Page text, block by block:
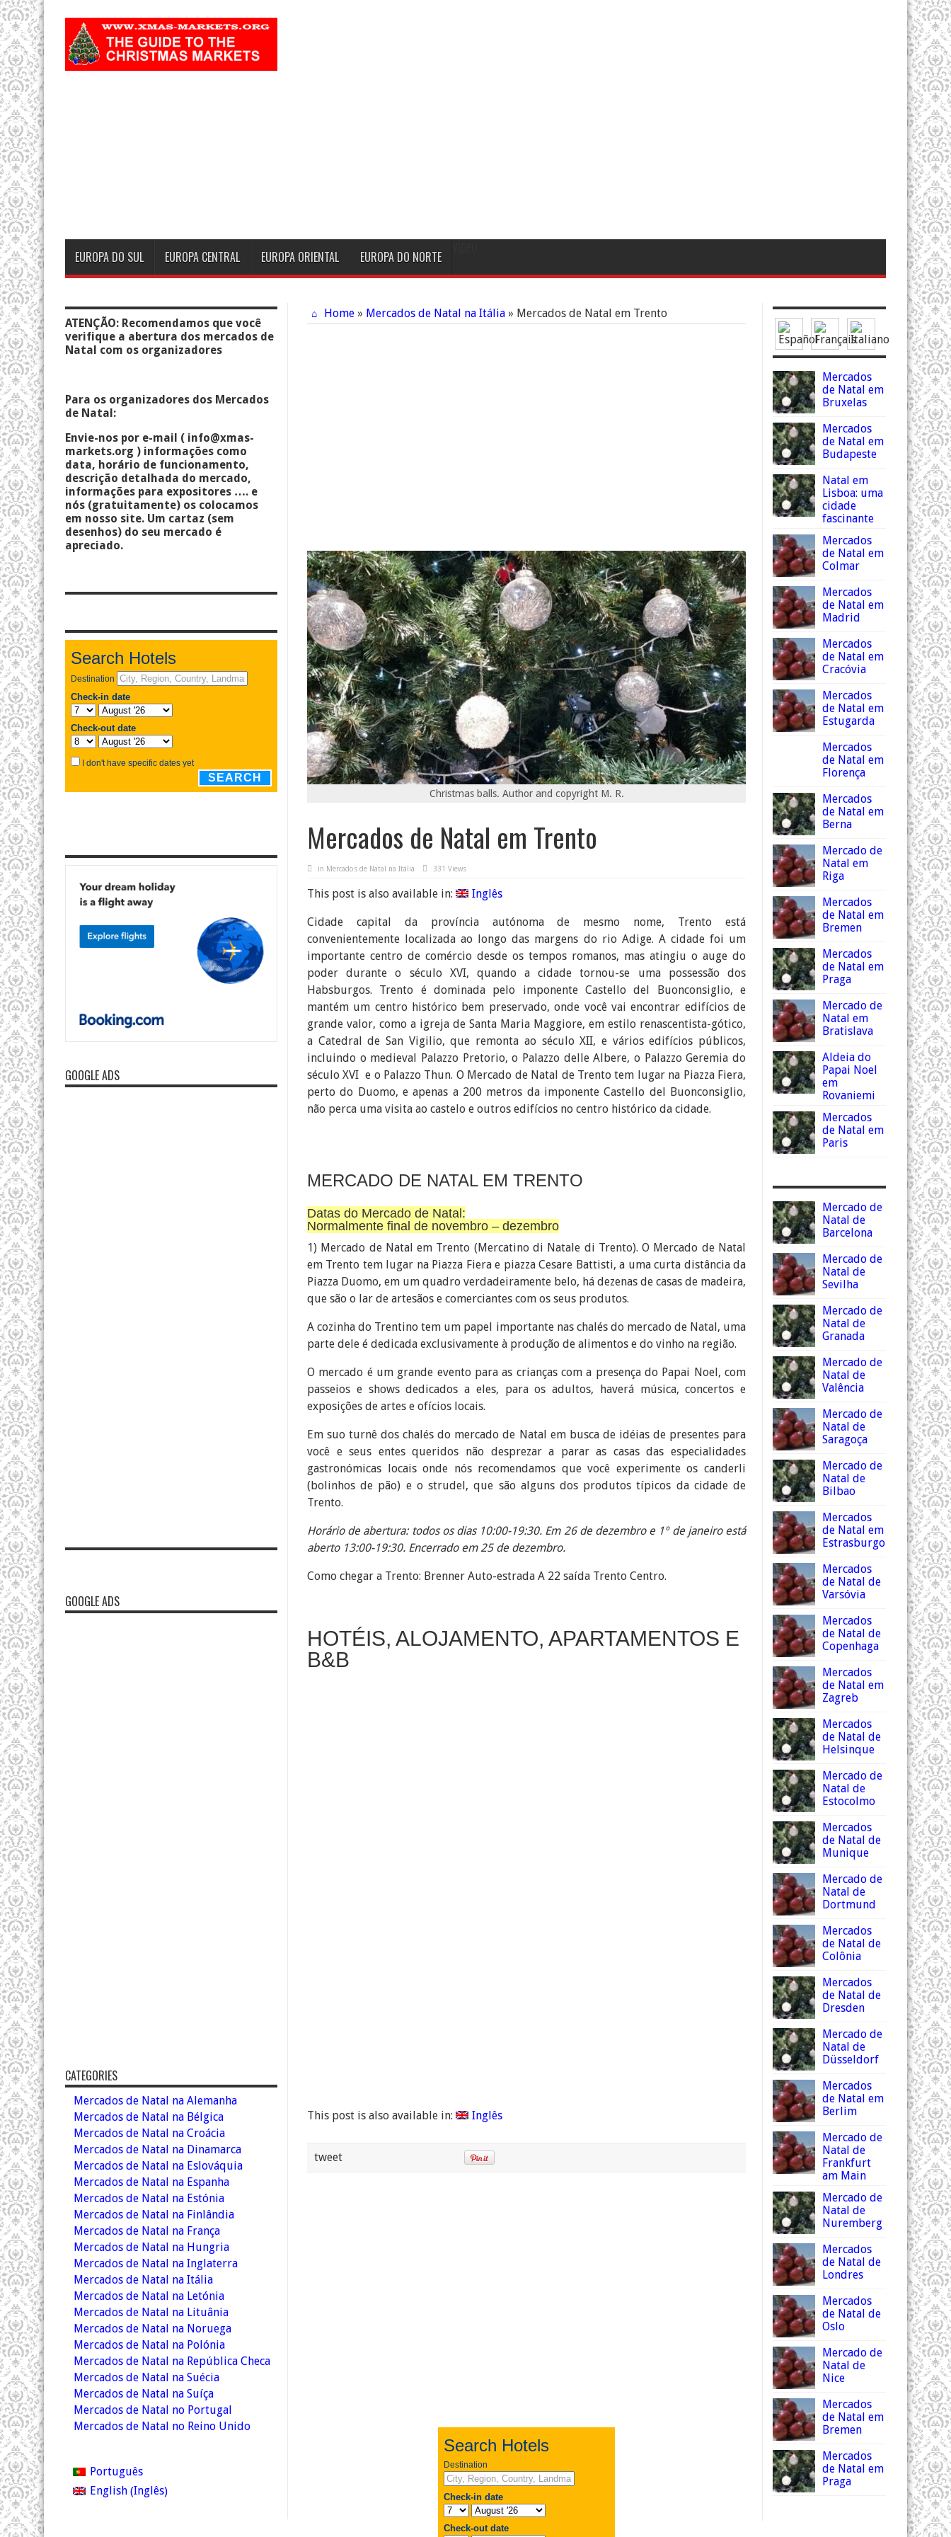
EUROPA DO SUL EUROPA CENTRAL EUROPA ORIENTAL EUROPA DO NORTE
Home » Mercados de Natal na Itália » Mercados de Natal em Trento
Christmas balls. Author and copyright M. R.
Mercados de Natal em Trento
in Mercados de Natal na Itália 331 Views
This post is also available in: Inglês
Cidade capital da província autónoma de mesmo nome, Trento está
convenientemente localizada ao longo das margens do rio Adige. A cidade foi um
importante centro de comércio desde os tempos romanos, mas atingiu o auge do
poder durante o século XVI, quando a cidade tornou-se uma possessão dos
Habsburgos. Trento é dominada pelo imponente Castello del Buonconsiglio, e
mantém um centro histórico bem preservado, onde você vai encontrar edifícios de
grande valor, como a igreja de Santa Maria Maggiore, em estilo renascentista-gótico,
a Catedral de San Vigilio, que remonta ao século XII, e vários edifícios públicos,
incluindo o medieval Palazzo Pretorio, o Palazzo delle Albere, o Palazzo Geremia do
século XVI e o Palazzo Thun. O Mercado de Natal de Trento tem lugar na Piazza Fiera,
perto do Duomo, e apenas a 200 metros da imponente Castello del Buonconsiglio,
não perca uma visita ao castelo e outros edifícios no centro histórico da cidade.
MERCADO DE NATAL EM TRENTO
Datas do Mercado de Natal:
Normalmente final de novembro – dezembro
1) Mercado de Natal em Trento (Mercatino di Natale di Trento). O Mercado de Natal
em Trento tem lugar na Piazza Fiera e piazza Cesare Battisti, a uma curta distância da
Piazza Duomo, em um quadro verdadeiramente belo, há dezenas de casas de madeira,
que são o lar de artesãos e comerciantes com os seus produtos.
A cozinha do Trentino tem um papel importante nas chalés do mercado de Natal, uma
parte dele é dedicada exclusivamente à produção de alimentos e do vinho na região.
O mercado é um grande evento para as crianças com a presença do Papai Noel, com
passeios e shows dedicados a eles, para os adultos, haverá música, concertos e
exposições de artes e ofícios locais.
Em suo turnê dos chalés do mercado de Natal em busca de idéias de presentes para
você e seus entes queridos não desprezar a parar as casas das especialidades
gastronómicas locais onde nós recomendamos que você experimente os canderli
(bolinhos de pão) e o strudel, que são alguns dos produtos típicos da cidade de
Trento.
Horário de abertura: todos os dias 10:00-19:30. Em 26 de dezembro e 1º de janeiro está
aberto 13:00-19:30. Encerrado em 25 de dezembro.
Como chegar a Trento: Brenner Auto-estrada A 22 saída Trento Centro.
HOTÉIS, ALOJAMENTO, APARTAMENTOS E
B&B
This post is also available in: Inglês
tweet
Mercados
de Natal em
Bruxelas
Mercados
de Natal em
Budapeste
Natal em
Lisboa: uma
cidade
fascinante
Mercados
de Natal em
Colmar
Mercados
de Natal em
Madrid
Mercados
de Natal em
Cracóvia
Mercados
de Natal em
Estugarda
Mercados
de Natal em
Florença
Mercados
de Natal em
Berna
Mercado de
Natal em
Riga
Mercados
de Natal em
Bremen
Mercados
de Natal em
Praga
Mercado de
Natal em
Bratislava
Aldeia do
Papai Noel
em
Rovaniemi
Mercados
de Natal em
Paris
Mercado de
Natal de
Barcelona
Mercado de
Natal de
Sevilha
Mercado de
Natal de
Granada
Mercado de
Natal de
Valência
Mercado de
Natal de
Saragoça
Mercado de
Natal de
Bilbao
Mercados
de Natal em
Estrasburgo
Mercados
de Natal de
Varsóvia
Mercados
de Natal de
Copenhaga
Mercados
de Natal em
Zagreb
Mercados
de Natal de
Helsinque
Mercado de
Natal de
Estocolmo
Mercados
de Natal de
Munique
Mercado de
Natal de
Dortmund
Mercados
de Natal de
Colônia
Mercados
de Natal de
Dresden
Mercado de
Natal de
Düsseldorf
Mercados
de Natal em
Berlim
Mercado de
Natal de
Frankfurt
am Main
Mercado de
Natal de
Nuremberg
Mercados
de Natal de
Londres
Mercados
de Natal de
Oslo
Mercado de
Natal de
Nice
Mercados
de Natal em
Bremen
Mercados
de Natal em
Praga
ATENÇÃO: Recomendamos que você
verifique a abertura dos mercados de
Natal com os organizadores
Para os organizadores dos Mercados
de Natal:
Envie-nos por e-mail ( info@xmas-
markets.org ) informações como
data, horário de funcionamento,
descrição detalhada do mercado,
informações para expositores …. e
nós (gratuitamente) os colocamos
em nosso site. Um cartaz (sem
desenhos) do seu mercado é
apreciado.
GOOGLE ADS
GOOGLE ADS
CATEGORIES
Mercados de Natal na Alemanha
Mercados de Natal na Bélgica
Mercados de Natal na Croácia
Mercados de Natal na Dinamarca
Mercados de Natal na Eslováquia
Mercados de Natal na Espanha
Mercados de Natal na Estónia
Mercados de Natal na Finlândia
Mercados de Natal na França
Mercados de Natal na Hungria
Mercados de Natal na Inglaterra
Mercados de Natal na Itália
Mercados de Natal na Letónia
Mercados de Natal na Lituânia
Mercados de Natal na Noruega
Mercados de Natal na Polónia
Mercados de Natal na República Checa
Mercados de Natal na Suécia
Mercados de Natal na Suíça
Mercados de Natal no Portugal
Mercados de Natal no Reino Unido
Português
English (Inglês)